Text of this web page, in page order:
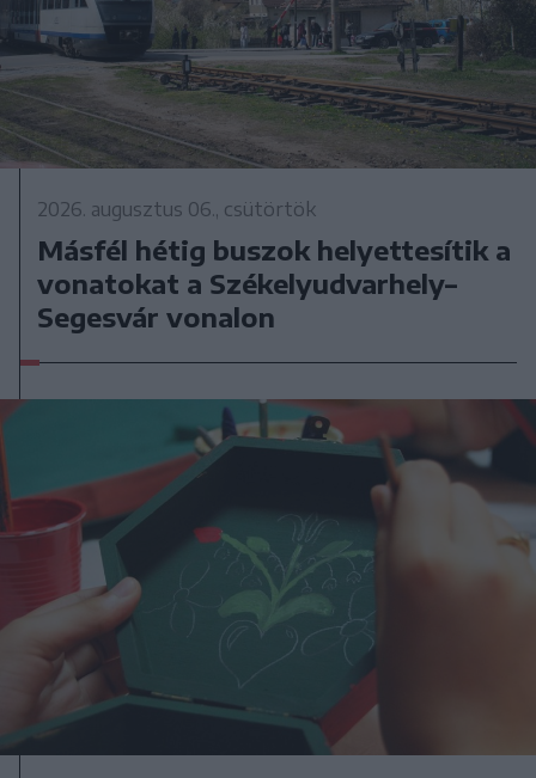
2026. augusztus 06., csütörtök
Másfél hétig buszok helyettesítik a
vonatokat a Székelyudvarhely–
Segesvár vonalon